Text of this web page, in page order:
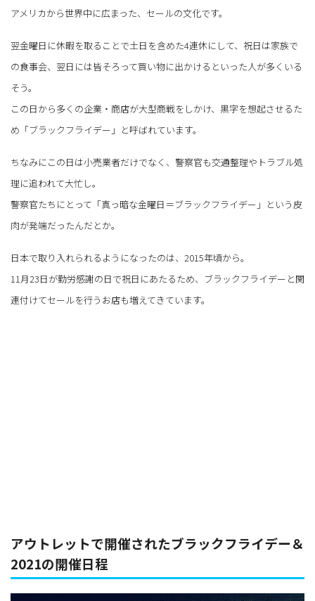
アメリカから世界中に広まった、セールの文化です。
翌金曜日に休暇を取ることで土日を含めた4連休にして、祝日は家族で
の食事会、翌日には皆そろって買い物に出かけるといった人が多くいる
そう。
この日から多くの企業・商店が大型商戦をしかけ、黒字を想起させるた
め「ブラックフライデー」と呼ばれています。
ちなみにこの日は小売業者だけでなく、警察官も交通整理やトラブル処
理に追われて大忙し。
警察官たちにとって「真っ暗な金曜日＝ブラックフライデー」という皮
肉が発端だったんだとか。
日本で取り入れられるようになったのは、2015年頃から。
11月23日が勤労感謝の日で祝日にあたるため、ブラックフライデーと関
連付けてセールを行うお店も増えてきています。
アウトレットで開催されたブラックフライデー＆
2021の開催日程